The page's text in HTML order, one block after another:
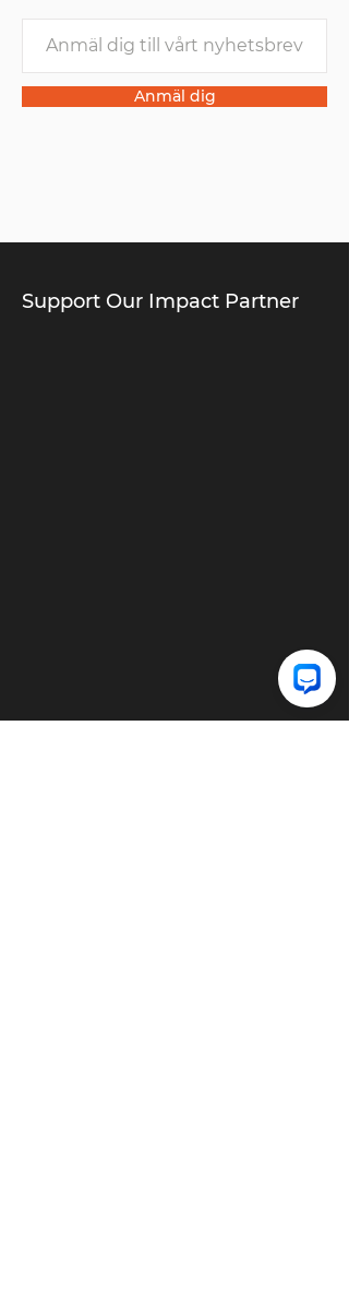
Anmäl dig
Support Our Impact Partner